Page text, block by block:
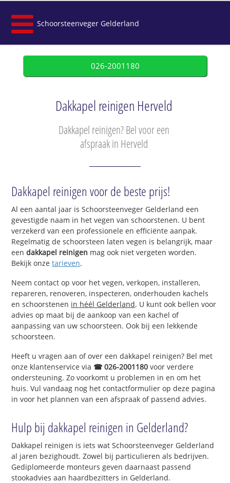
Schoorsteenveger Gelderland
026-2001180
Dakkapel reinigen Herveld
Dakkapel reinigen? Bel voor een
afspraak in Herveld
Dakkapel reinigen voor de beste prijs!
Al een aantal jaar is Schoorsteenveger Gelderland een
gevestigde naam in het vegen van schoorstenen. U bent
verzekerd van een professionele en efficiënte aanpak.
Regelmatig de schoorsteen laten vegen is belangrijk, maar
eendakkapel reinigen mag ook niet vergeten worden.
Bekijk onzetarieven.
Neem contact op voor het vegen, verkopen, installeren,
repareren, renoveren, inspecteren, onderhouden kachels
en schoorstenen in héél Gelderland. U kunt ook bellen voor
advies op maat bij de aankoop van een kachel of
aanpassing van uw schoorsteen. Ook bij een lekkende
schoorsteen.
Heeft u vragen aan of over een dakkapel reinigen? Bel met
onze klantenservice via ☎ 026-2001180 voor verdere
ondersteuning. Zo voorkomt u problemen in en om het
huis. Vul vandaag nog het contactformulier op deze pagina
in voor het plannen van een afspraak of passend advies.
Hulp bij dakkapel reinigen in Gelderland?
Dakkapel reinigen is iets wat Schoorsteenveger Gelderland
al jaren bezighoudt. Zowel bij particulieren als bedrijven.
Gediplomeerde monteurs geven daarnaast passend
stookadvies aan haardbezitters in Gelderland.